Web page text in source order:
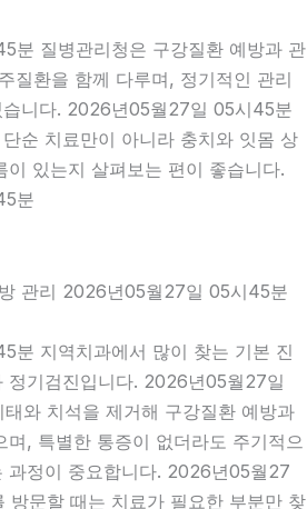
분 질병관리청은 구강질환 예방과 관
질환을 함께 다루며, 정기적인 관리
니다. 2026년05월27일 05시45분
순 치료만이 아니라 충치와 잇몸 상
있는지 살펴보는 편이 좋습니다.
분
관리 2026년05월27일 05시45분
분 지역치과에서 많이 찾는 기본 진
정기검진입니다. 2026년05월27일
와 치석을 제거해 구강질환 예방과
며, 특별한 통증이 없더라도 주기적으
과정이 중요합니다. 2026년05월27
방문할 때는 치료가 필요한 부분만 찾